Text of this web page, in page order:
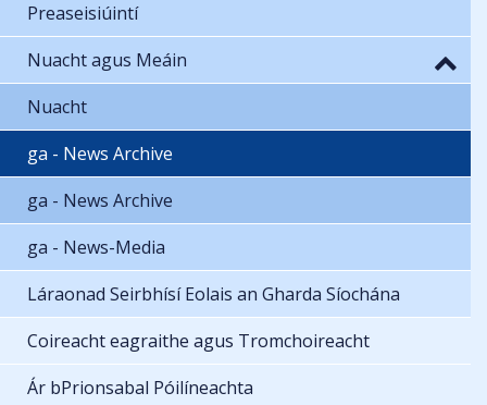
Preaseisiúintí
Nuacht agus Meáin
Nuacht
ga - News Archive
ga - News Archive
ga - News-Media
Láraonad Seirbhísí Eolais an Gharda Síochána
Coireacht eagraithe agus Tromchoireacht
Ár bPrionsabal Póilíneachta